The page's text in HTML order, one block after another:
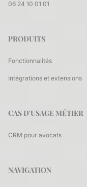
06 24 10 01 01
PRODUITS
Fonctionnalités
Intégrations et extensions
CAS D'USAGE MÉTIER
CRM pour avocats
NAVIGATION